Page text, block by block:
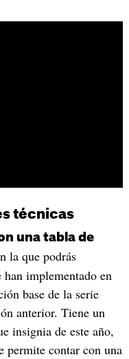
técnicas
una tabla de
la que podrás
implementado en
base de la serie
anterior. Tiene un
insignia de este año,
permite contar con una